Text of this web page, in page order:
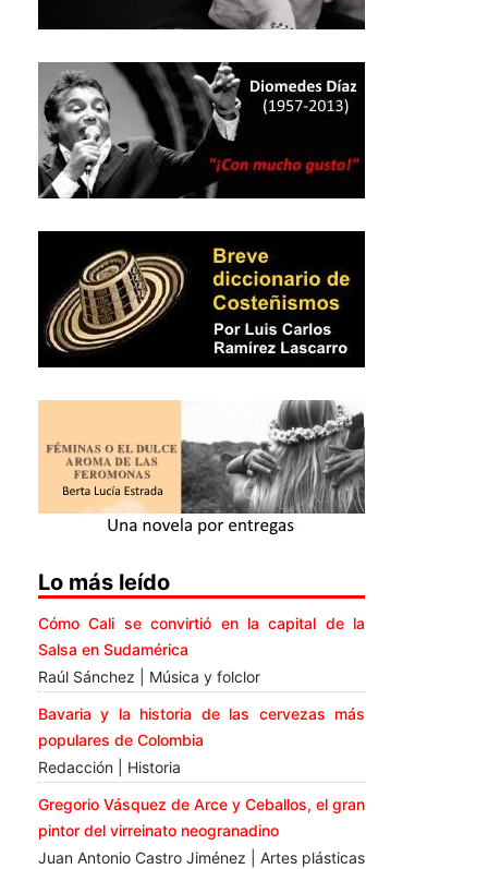
Lo más leído
Cómo Cali se convirtió en la capital de la
Salsa en Sudamérica
Raúl Sánchez | Música y folclor
Bavaria y la historia de las cervezas más
populares de Colombia
Redacción | Historia
Gregorio Vásquez de Arce y Ceballos, el gran
pintor del virreinato neogranadino
Juan Antonio Castro Jiménez | Artes plásticas